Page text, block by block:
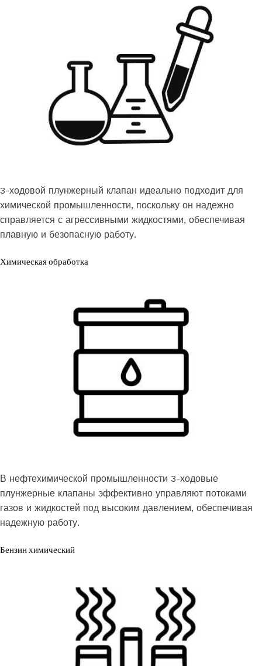
3-ходовой плунжерный клапан идеально подходит для
химической промышленности, поскольку он надежно
справляется с агрессивными жидкостями, обеспечивая
плавную и безопасную работу.
Химическая обработка
В нефтехимической промышленности 3-ходовые
плунжерные клапаны эффективно управляют потоками
газов и жидкостей под высоким давлением, обеспечивая
надежную работу.
Бензин химический